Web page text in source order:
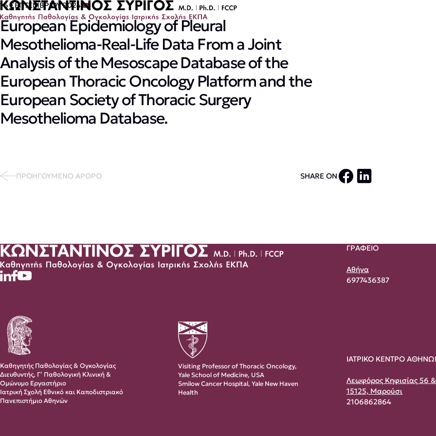
16 ΣΕΠΤΕΜΒΡΙΟΥ 2024
European Epidemiology of Pleural
Mesothelioma-Real-Life Data From a Joint
Analysis of the Mesoscape Database of the
European Thoracic Oncology Platform and the
European Society of Thoracic Surgery
Mesothelioma Database.
ΠΡΟΗΓΟΥΜΕΝΟ ΑΡΘΡΟ SHARE ON
ΓΡΑΦΕΙΟ
Αθήνα
6977436387
ΙΑΤΡΙΚΟ ΚΕΝΤΡΟ
Λεωφόρος Κηφισίας 56
15125, Μαρούσι
2106862864
Καθηγητής Παθολογίας & Ογκολογίας
Διευθυντής, Γ’ Παθολογική Κλινική &
Ομώνυμο Εργαστήριο
Ιατρική Σχολή Εθνικό και Καποδιστριακό
Πανεπιστήμιο Αθηνών
Visiting Professor of Thoracic Oncology,
Yale School of Medicine, USA
Smilow Cancer Hospital, Yale New Haven
Health